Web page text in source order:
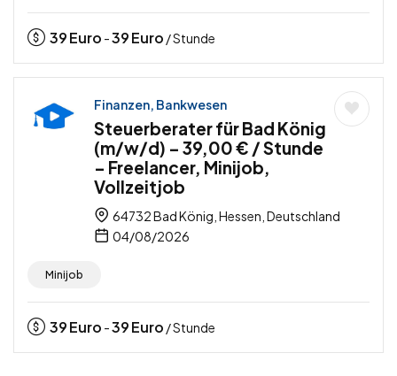
39Euro -39Euro / Stunde
Finanzen, Bankwesen
Steuerberater für Bad König
(m/w/d) – 39,00 € / Stunde
– Freelancer, Minijob,
Vollzeitjob
64732 Bad König, Hessen, Deutschland
04/08/2026
Minijob
39Euro -39Euro / Stunde